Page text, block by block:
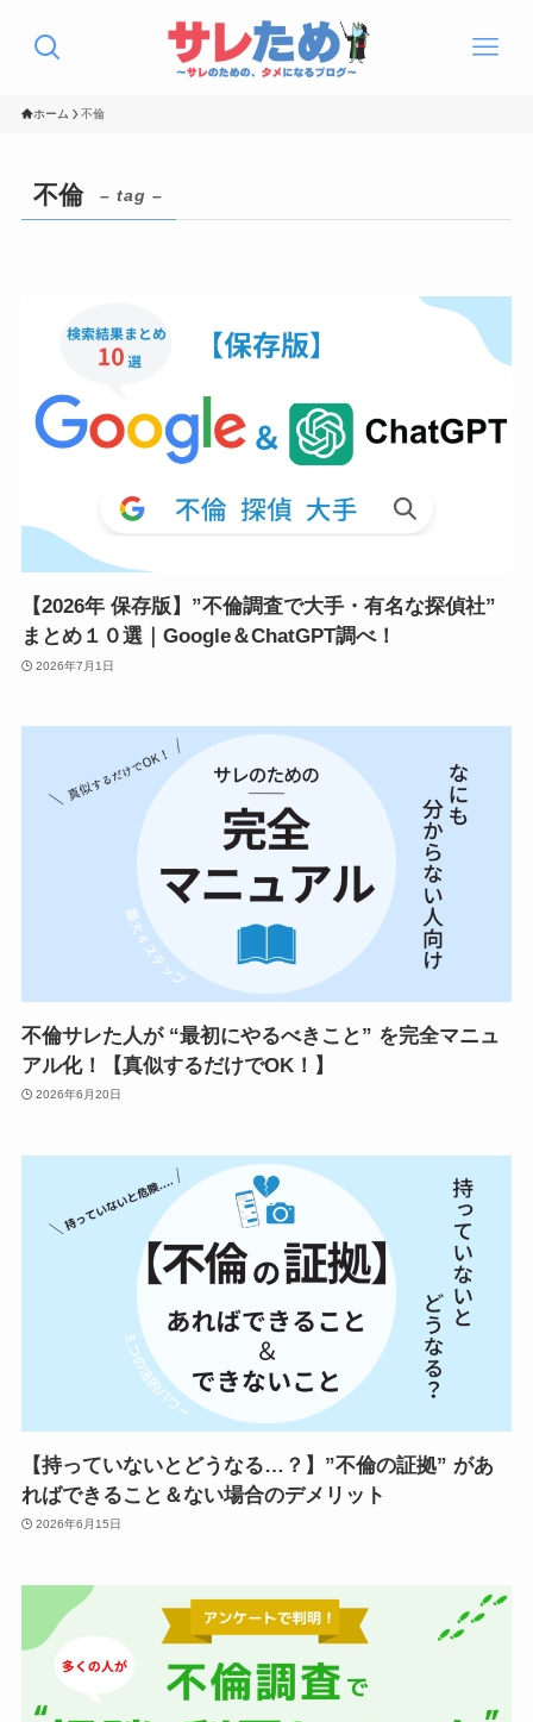
ホーム 不倫
不倫 – tag –
【2026年 保存版】”不倫調査で大手・有名な探偵社”
まとめ１０選｜Google＆ChatGPT調べ！
2026年7月1日
不倫サレた人が “最初にやるべきこと” を完全マニュ
アル化！【真似するだけでOK！】
2026年6月20日
【持っていないとどうなる…？】”不倫の証拠” があ
ればできること＆ない場合のデメリット
2026年6月15日